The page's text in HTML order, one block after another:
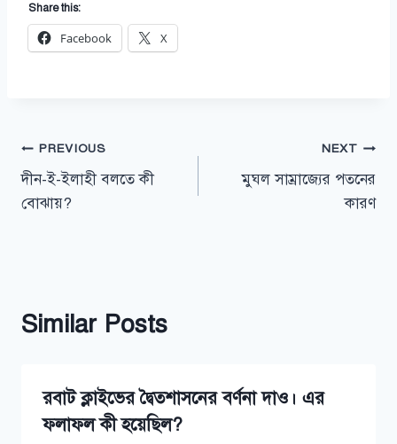
Share this:
Facebook X
Post
navigation
PREVIOUS
দীন-ই-ইলাহী বলতে কী
বোঝায়?
NEXT
মুঘল সাম্রাজ্যের পতনের
কারণ
Similar Posts
রবাট ক্লাইভের দ্বৈতশাসনের বর্ণনা দাও। এর
ফলাফল কী হয়েছিল?